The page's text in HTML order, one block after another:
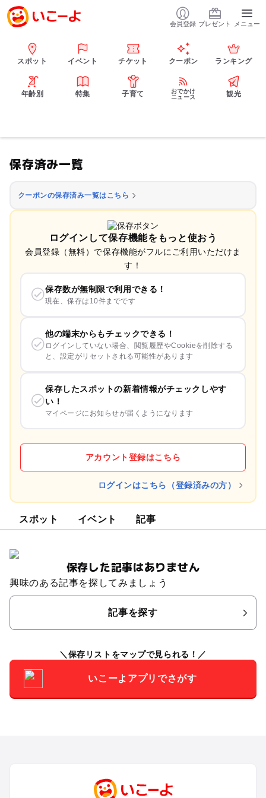
会員登録 プレゼント メニュー
スポット イベント チケット クーポン ランキング
年齢別 特集 子育て
おでかけ
ニュース
観光
保存済み一覧
クーポンの保存済み一覧はこちら
ログインして保存機能をもっと使おう
会員登録（無料）で保存機能がフルにご利用いただけま
す！
保存数が無制限で利用できる！
現在、保存は10件までです
他の端末からもチェックできる！
ログインしていない場合、閲覧履歴やCookieを削除する
と、設定がリセットされる可能性があります
保存したスポットの新着情報がチェックしやす
い！
マイページにお知らせが届くようになります
アカウント登録はこちら
ログインはこちら（登録済みの方）
スポット イベント 記事
保存した記事はありません
興味のある記事を探してみましょう
記事を探す
保存リストをマップで見られる！
いこーよアプリでさがす